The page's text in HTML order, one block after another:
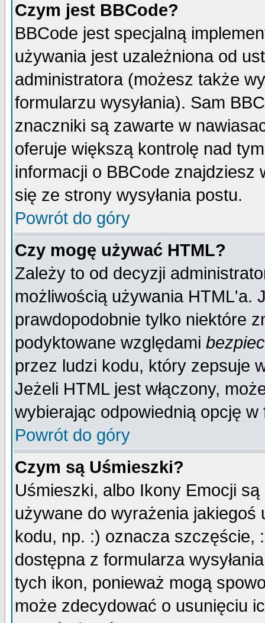
Czym jest BBCode?
BBCode jest specjalną
używania jest uzależniona od
administratora (możesz także
formularzu wysyłania). Sam
znaczniki są zawarte w
oferuje większą kontrolę nad
informacji o BBCode
się ze strony wysyłania postu.
Powrót do góry
Czy mogę używać HTML?
Zależy to od decyzji
możliwością używania HTML'a.
prawdopodobnie tylko niektóre
podyktowane względami
przez ludzi kodu, który zepsuje
Jeżeli HTML jest włączony,
wybierając odpowiednią opcję w
Powrót do góry
Czym są Uśmieszki?
Uśmieszki, albo Ikony Emocji
używane do wyrażenia
kodu, np. :) oznacza szczęście,
dostępna z formularza
tych ikon, ponieważ mogą
może zdecydować o usunięciu